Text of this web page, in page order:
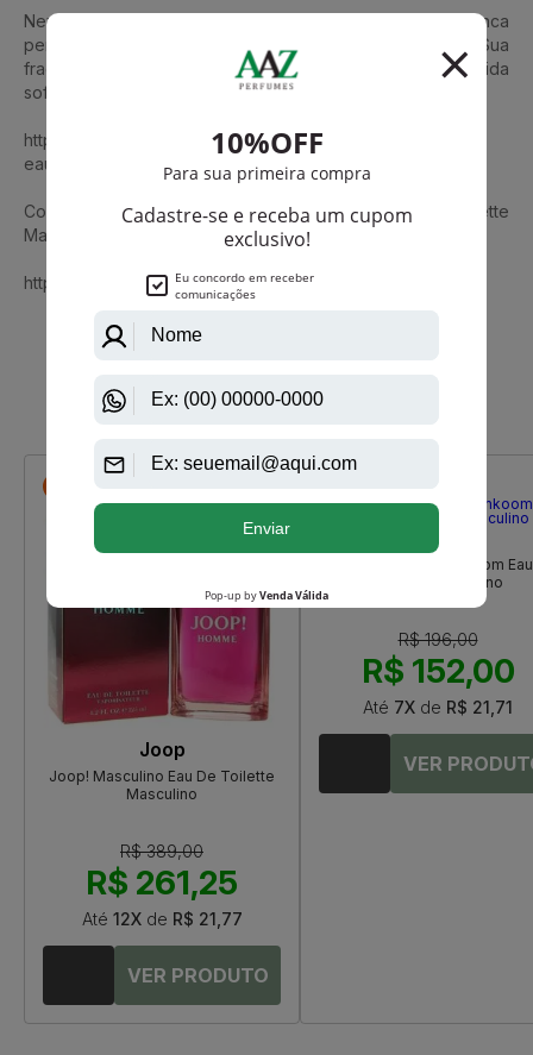
Never Lost é o perfume ideal para o homem que nunca
perde a elegância, mesmo em suas maiores conquistas. Sua
fragrância marcante e envolvente destaca o estilo de vida
sofisticado desse homem único.
https://www.aazperfumes.com.br/never-lost-de-vivinevo-
eau-de-toilette-masculino/p
Conheça também Silver Future De Vivinevo Eau De Toilette
Masculino
https://www.aazperfumes.com.br/vivinevo
Que viu, viu também
Joop
Joop! Masculino Eau De Toilette
Masculino
R$ 389,00
R$ 261,25
Até 12Xde R$ 21,77
Impulse Men De Lonkoom
Toilette Masculino
R$ 196,00
R$ 152,00
Até 7X de R$ 21,71